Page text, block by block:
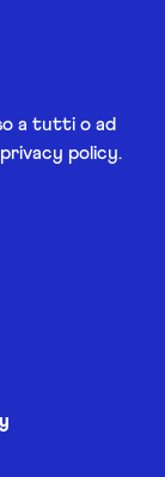
a tutti o ad
policy.